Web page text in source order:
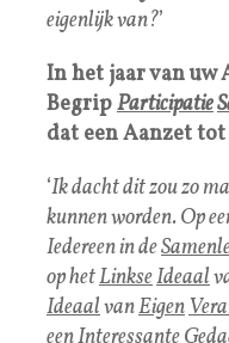
eigenlijk van?’
In het jaar van uw
BegripParticipatie
dat een Aanzet
‘Ik dacht dit zou zo
kunnen worden. Op
Iedereen in de
op hetLinkseIdeaal
IdeaalvanEigen